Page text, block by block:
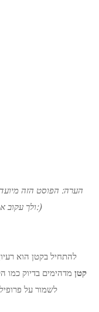
הערה: הפוסט הזה
ולך עקוב אחר אמני הקעקועים האלה ותן להם קצת אהבה:)
להתחיל בקטן הוא
קטן מדהימים בדיוק כמו
לשמור על